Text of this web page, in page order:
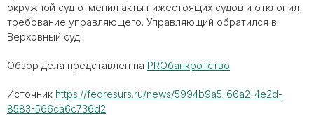
окружной суд отменил акты нижестоящих судов и отклонил
требование управляющего. Управляющий обратился в
Верховный суд.
Обзор дела представлен на PROбанкротство
Источник https://fedresurs.ru/news/5994b9a5-66a2-4e2d-
8583-566ca6c736d2